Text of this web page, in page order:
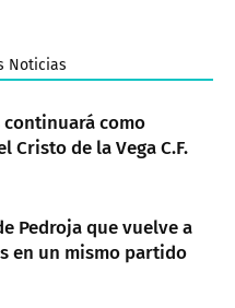
Noticias
continuará como
Cristo de la Vega C.F.
Pedroja que vuelve a
en un mismo partido